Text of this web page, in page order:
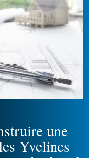
une
Yvelines